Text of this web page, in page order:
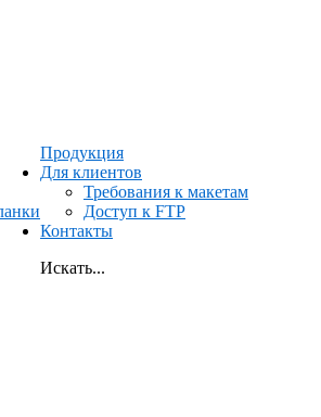
Продукция
Для клиентов
Требования к макетам
Доступ к FTP
Контакты
Искать...